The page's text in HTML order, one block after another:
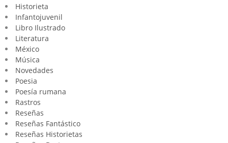
Historieta
Infantojuvenil
Libro Ilustrado
Literatura
México
Música
Novedades
Poesia
Poesía rumana
Rastros
Reseñas
Reseñas Fantástico
Reseñas Historietas